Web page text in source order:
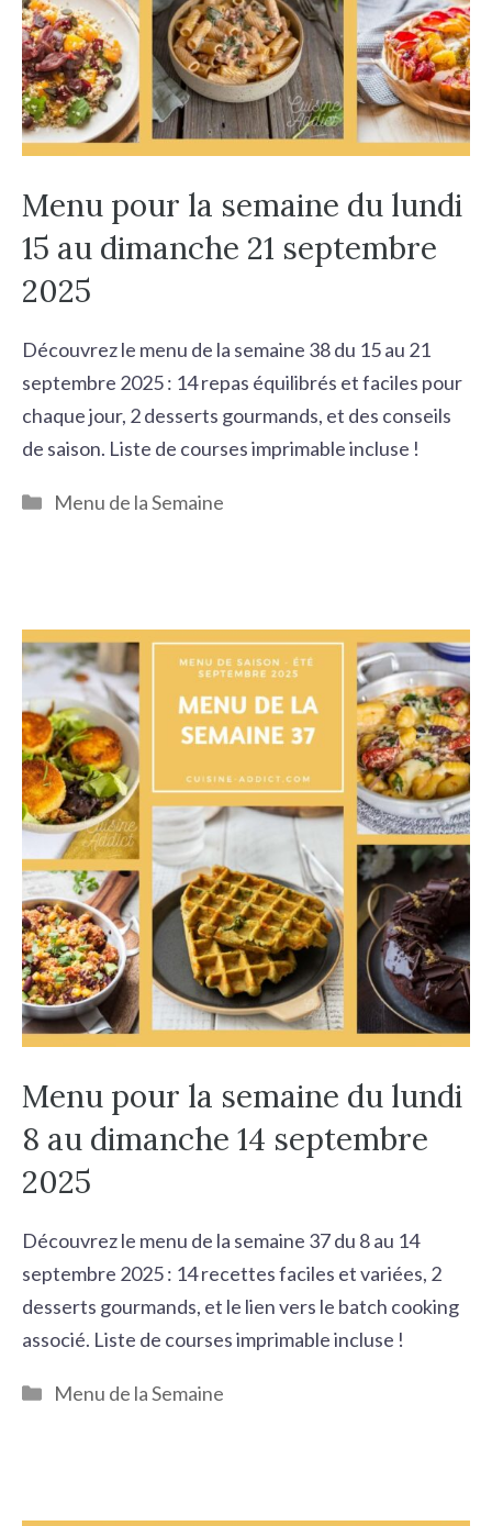
Menu pour la semaine du lundi
15 au dimanche 21 septembre
2025
Découvrez le menu de la semaine 38 du 15 au 21
septembre 2025 : 14 repas équilibrés et faciles pour
chaque jour, 2 desserts gourmands, et des conseils
de saison. Liste de courses imprimable incluse !
Catégories
Menu de la Semaine
Menu pour la semaine du lundi
8 au dimanche 14 septembre
2025
Découvrez le menu de la semaine 37 du 8 au 14
septembre 2025 : 14 recettes faciles et variées, 2
desserts gourmands, et le lien vers le batch cooking
associé. Liste de courses imprimable incluse !
Catégories
Menu de la Semaine